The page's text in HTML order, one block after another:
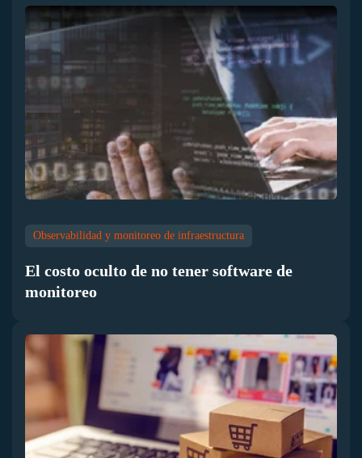
Observabilidad y monitoreo de infraestructura
El costo oculto de no tener software de
monitoreo